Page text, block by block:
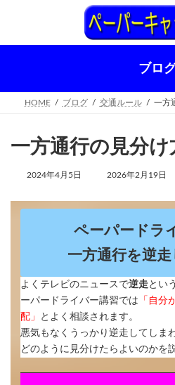
ン
キ
ー
に
ブロ
HOME ブログ 交通ルール 一方
一方通行の見分け
2024年4月5日
最
時
2026年2月19日
ペーパードラ
一方通行を逆
よくテレビのニュースで逆走とい
ーパードライバー講習では 「自分
配」
とよく相談されます。
悪気もなくうっかり逆走してしま
どのように見分けたらよいのかを